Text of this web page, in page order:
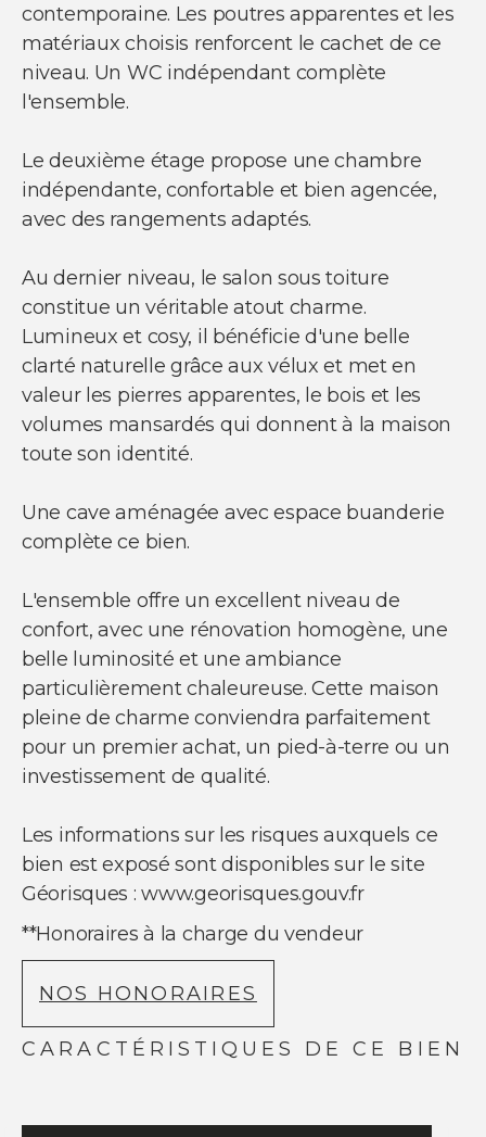
contemporaine. Les poutres apparentes et les
matériaux choisis renforcent le cachet de ce
niveau. Un WC indépendant complète
l'ensemble.
Le deuxième étage propose une chambre
indépendante, confortable et bien agencée,
avec des rangements adaptés.
Au dernier niveau, le salon sous toiture
constitue un véritable atout charme.
Lumineux et cosy, il bénéficie d'une belle
clarté naturelle grâce aux vélux et met en
valeur les pierres apparentes, le bois et les
volumes mansardés qui donnent à la maison
toute son identité.
Une cave aménagée avec espace buanderie
complète ce bien.
L'ensemble offre un excellent niveau de
confort, avec une rénovation homogène, une
belle luminosité et une ambiance
particulièrement chaleureuse. Cette maison
pleine de charme conviendra parfaitement
pour un premier achat, un pied-à-terre ou un
investissement de qualité.
Les informations sur les risques auxquels ce
bien est exposé sont disponibles sur le site
Géorisques : www.georisques.gouv.fr
**Honoraires à la charge du vendeur
NOS HONORAIRES
CARACTÉRISTIQUES DE CE BIEN